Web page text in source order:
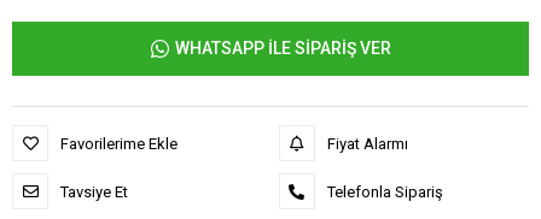
WHATSAPP İLE SİPARİŞ VER
Favorilerime Ekle
Tavsiye Et
Fiyat Alarmı
Telefonla Sipariş